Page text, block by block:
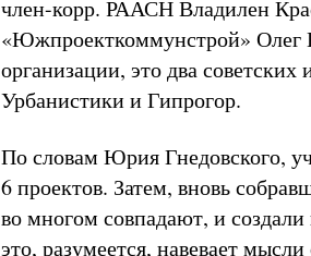
член-корр. РААСН Владилен
«Южпроекткоммунстрой» Олег
организации, это два
Урбанистики и Гипрогор.
По словам Юрия Гнедовского,
6 проектов. Затем, вновь
во многом совпадают, и
это, разумеется, навевает